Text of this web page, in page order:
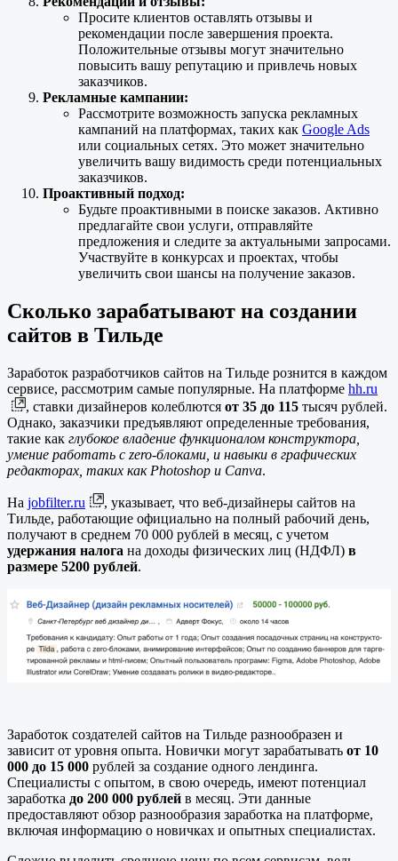
Просите клиентов оставлять отзывы и
рекомендации после завершения проекта.
Положительные отзывы могут значительно
повысить вашу репутацию и привлечь новых
заказчиков.
Рекламные кампании:
Рассмотрите возможность запуска рекламных
кампаний на платформах, таких как Google Ads
или социальных сетях. Это может значительно
увеличить вашу видимость среди потенциальных
заказчиков.
Проактивный подход:
Будьте проактивными в поиске заказов. Активно
предлагайте свои услуги, отправляйте
предложения и следите за актуальными запросами.
Участвуйте в конкурсах и проектах, чтобы
увеличить свои шансы на получение заказов.
Сколько зарабатывают на создании
сайтов в Тильде
Заработок разработчиков сайтов на Тильде рознится в каждом
сервисе, рассмотрим самые популярные. На платформе hh.ru
, ставки дизайнеров колеблются от 35 до 115 тысяч рублей.
Однако, заказчики предъявляют определенные требования,
такие как глубокое владение функционалом конструктора,
умение работать с zero-блоками, и навыки в графических
редакторах, таких как Photoshop и Canva.
На jobfilter.ru
, указывает, что веб-дизайнеры сайтов на
Тильде, работающие официально на полный рабочий день,
получают в среднем 70 000 рублей в месяц, с учетом
удержания налога на доходы физических лиц (НДФЛ) в
размере 5200 рублей.
Заработок создателей сайтов на Тильде разнообразен и
зависит от уровня опыта. Новички могут зарабатывать от 10
000 до 15 000 рублей за создание одного лендинга.
Специалисты с опытом, в свою очередь, имеют потенциал
заработка до 200 000 рублей в месяц. Эти данные
предоставляют обзор разнообразия заработка на платформе,
включая информацию о новичках и опытных специалистах.